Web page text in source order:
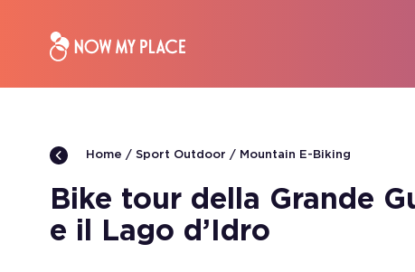
Home Sport Outdoor Mountain E-Biking
Bike tour della Grande
e il Lago d’Idro